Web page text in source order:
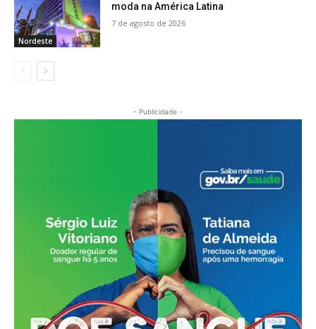
Nordeste
moda na América Latina
7 de agosto de 2026
- Publicidade -